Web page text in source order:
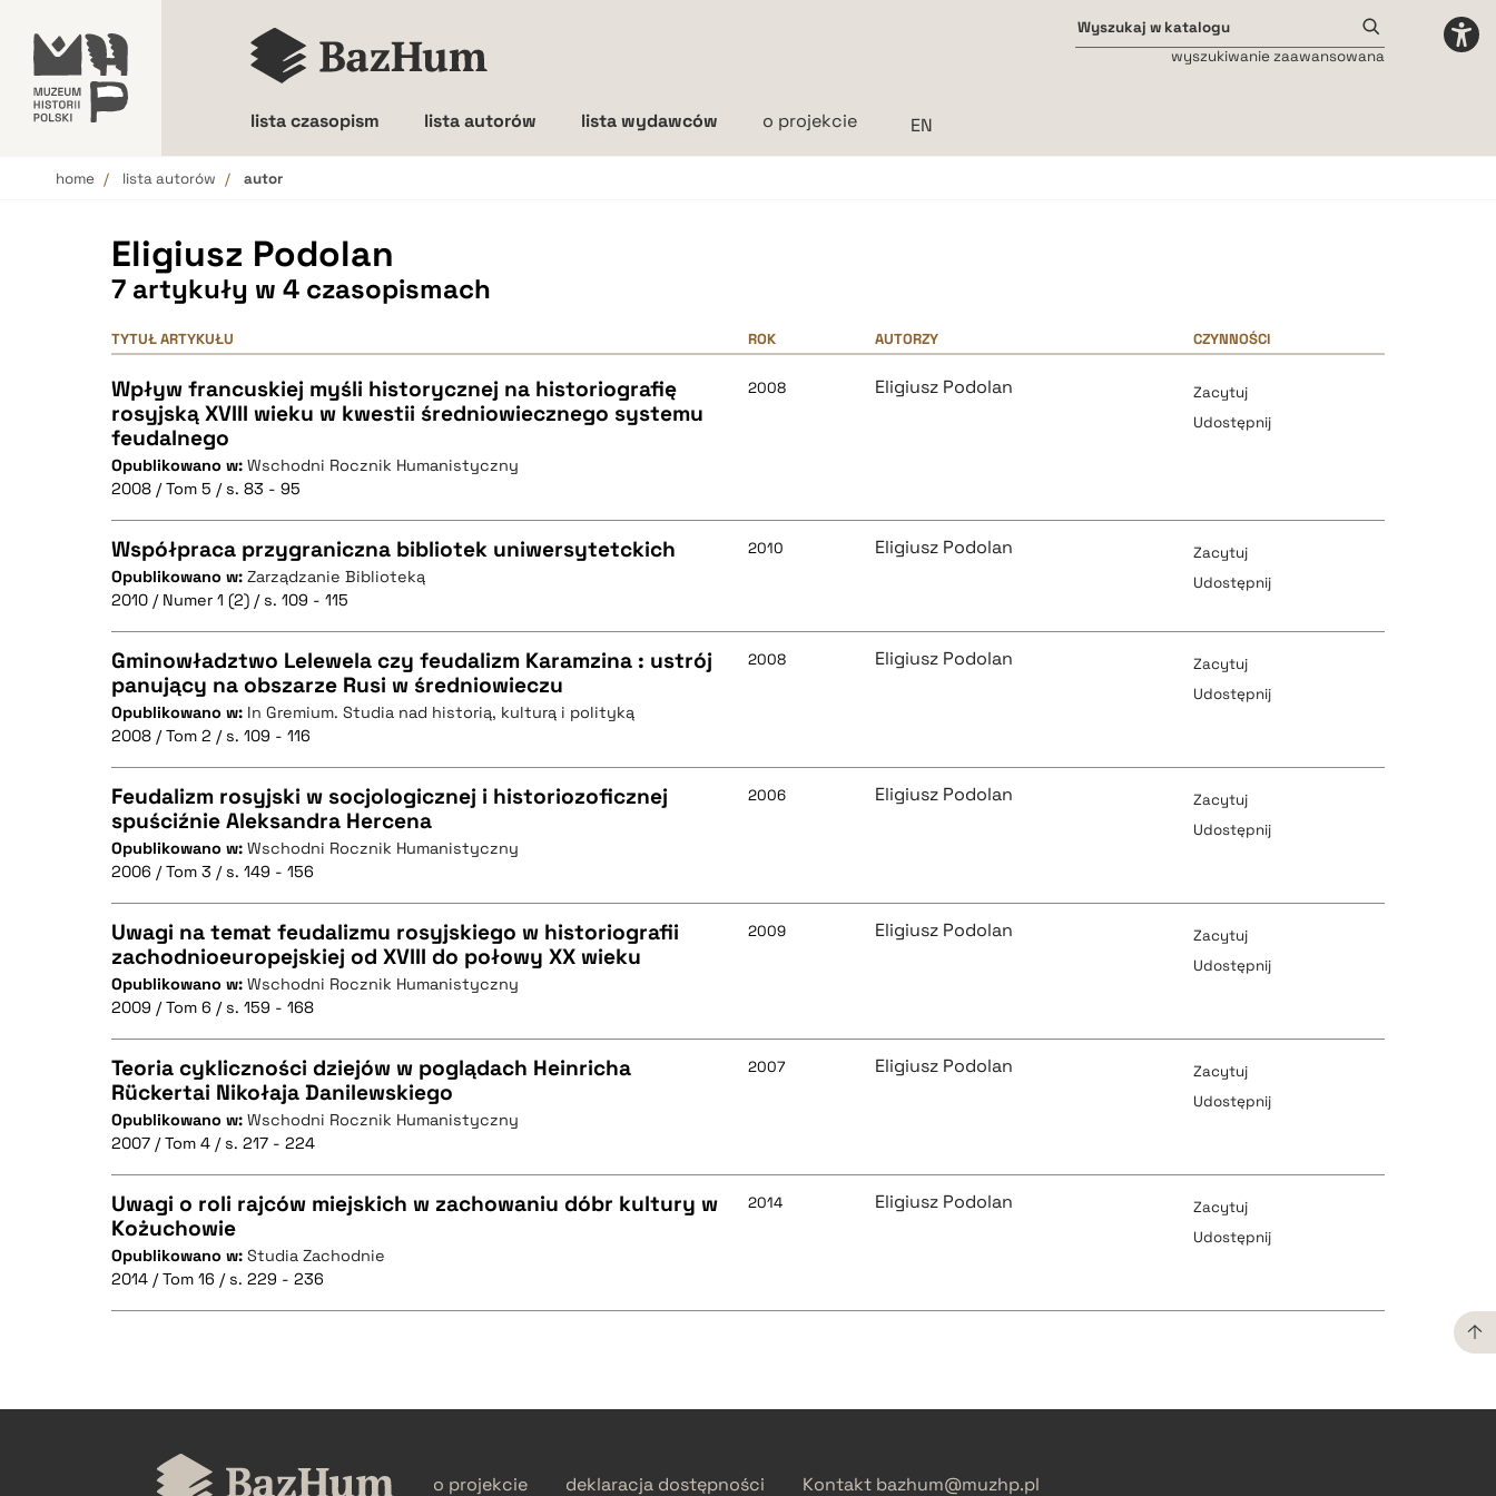
lista czasopism lista autorów lista wydawców o projekcie
wyszukiwanie zaawansowana
home lista autorów autor
Eligiusz Podolan
7 artykuły w 4 czasopismach
TYTUŁ ARTYKUŁU ROK AUTORZY CZYNNOŚCI
Wpływ francuskiej myśli historycznej na historiografię
rosyjską XVIII wieku w kwestii średniowiecznego systemu
feudalnego
Opublikowano w: Wschodni Rocznik Humanistyczny
2008 / Tom 5 / s. 83 - 95
2008 Eligiusz Podolan
Zacytuj
Udostępnij
CZYSTY TEKST
pobierz cytat
BIBTEX
pobierz cytat
Współpraca przygraniczna bibliotek uniwersytetckich
Opublikowano w: Zarządzanie Biblioteką
2010 / Numer 1 (2) / s. 109 - 115
2010 Eligiusz Podolan
Zacytuj
Udostępnij
CZYSTY TEKST
pobierz cytat
BIBTEX
Gminowładztwo Lelewela czy feudalizm Karamzina : ustrój
panujący na obszarze Rusi w średniowieczu
Opublikowano w: In Gremium. Studia nad historią, kulturą i polityką
2008 / Tom 2 / s. 109 - 116
2008 Eligiusz Podolan
Zacytuj
Udostępnij
CZYSTY TEKST
pobierz cytat
BIBTEX
Feudalizm rosyjski w socjologicznej i historiozoficznej
spuściźnie Aleksandra Hercena
Opublikowano w: Wschodni Rocznik Humanistyczny
2006 / Tom 3 / s. 149 - 156
2006 Eligiusz Podolan
Zacytuj
Udostępnij
CZYSTY TEKST
pobierz cytat
BIBTEX
Uwagi na temat feudalizmu rosyjskiego w historiografii
zachodnioeuropejskiej od XVIII do połowy XX wieku
Opublikowano w: Wschodni Rocznik Humanistyczny
2009 / Tom 6 / s. 159 - 168
2009 Eligiusz Podolan
Zacytuj
Udostępnij
CZYSTY TEKST
pobierz cytat
BIBTEX
Teoria cykliczności dziejów w poglądach Heinricha
Rückertai Nikołaja Danilewskiego
Opublikowano w: Wschodni Rocznik Humanistyczny
2007 / Tom 4 / s. 217 - 224
2007 Eligiusz Podolan
Zacytuj
Udostępnij
CZYSTY TEKST
pobierz cytat
Uwagi o roli rajców miejskich w zachowaniu dóbr kultury w
Kożuchowie
Opublikowano w: Studia Zachodnie
2014 / Tom 16 / s. 229 - 236
2014 Eligiusz Podolan
Zacytuj
Udostępnij
o projekcie deklaracja dostępności Kontakt bazhum@muzhp.pl